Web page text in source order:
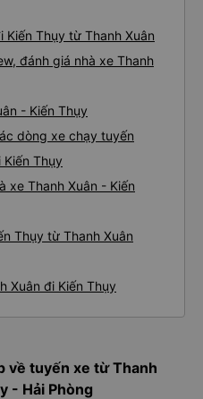
Thụy từ Thanh Xuân
đánh giá nhà xe Thanh
- Kiến Thụy
dòng xe chạy tuyến
Thụy
xe Thanh Xuân - Kiến
Thụy từ Thanh Xuân
Xuân đi Kiến Thụy
về tuyến xe từ Thanh
- Hải Phòng